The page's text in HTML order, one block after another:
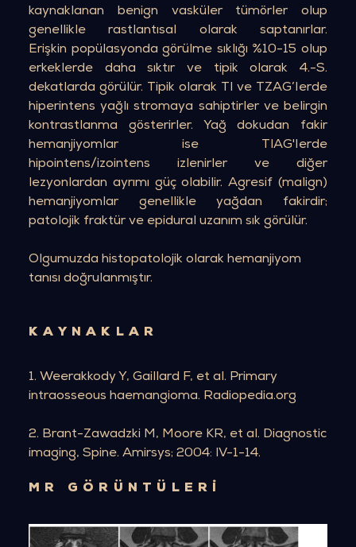
kaynaklanan benign vasküler tümörler olup
genellikle rastlantısal olarak saptanırlar.
Erişkin popülasyonda görülme sıklığı %10-15 olup
erkeklerde daha sıktır ve tipik olarak 4.-S.
dekatlarda görülür. Tipik olarak Tl ve TZAG’Ierde
hiperintens yağlı stromaya sahiptirler ve belirgin
kontrastlanma gösterirler. Yağ dokudan fakir
hemanjiyomlar ise TlAG'Ierde
hipointens/izointens izlenirler ve diğer
lezyonlardan ayrımı güç olabilir. Agresif (malign)
hemanjiyomlar genellikle yağdan fakirdir;
patolojik fraktür ve epidural uzanım sık görülür.
Olgumuzda histopatolojik olarak hemanjiyom
tanısı doğrulanmıştır.
KAYNAKLAR
1. Weerakkody Y, Gaillard F, et al. Primary
intraosseous haemangioma. Radiopedia.org
2. Brant-Zawadzki M, Moore KR, et al. Diagnostic
imaging, Spine. Amirsys; 2004: lV-1-14.
MR GÖRÜNTÜLERİ